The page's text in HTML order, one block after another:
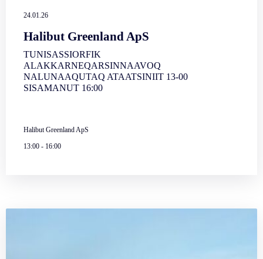
24.01.26
Halibut Greenland ApS
TUNISASSIORFIK
ALAKKARNEQARSINNAAVOQ
NALUNAAQUTAQ ATAATSINIIT 13-00
SISAMANUT 16:00
Halibut Greenland ApS
13:00 - 16:00